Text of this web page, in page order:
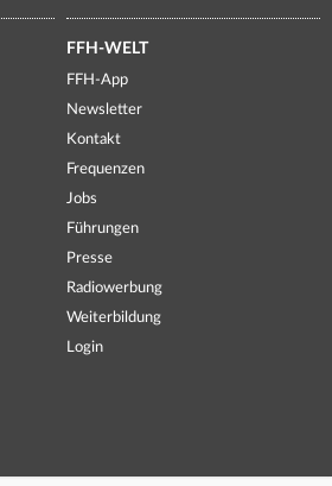
FFH-WELT
FFH-App
Newsletter
Kontakt
Frequenzen
Jobs
Führungen
Presse
Radiowerbung
Weiterbildung
Login